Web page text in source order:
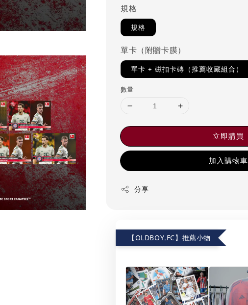
規格
規格
單卡（附贈卡膜）
單卡 + 磁扣卡磚（推薦收藏組合）
數量
立即購買
加入購物車
分享
【OLDBOY.FC】推薦小物